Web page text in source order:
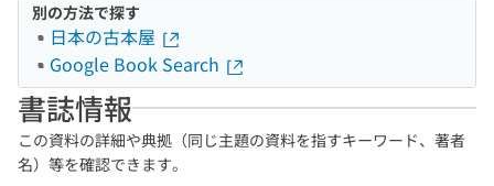
別の方法で探す
日本の古本屋
Google Book Search
書誌情報
この資料の詳細や典拠（同じ主題の資料を指すキーワード、著者
名）等を確認できます。